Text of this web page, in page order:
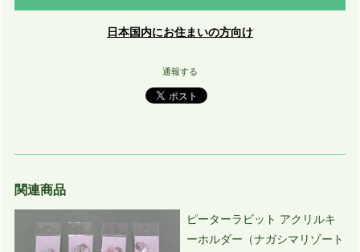
日本国内にお住まいの方向け
通報する
関連商品
ピーターラビット アクリルキ
ーホルダー（ナガシマリゾート